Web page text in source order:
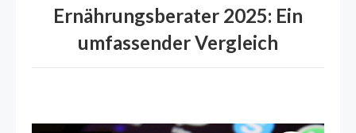
Ernährungsberater 2025: Ein
umfassender Vergleich